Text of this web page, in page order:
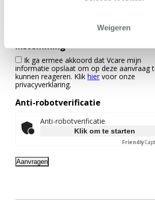
Weigeren
Instemming
Ik ga ermee akkoord dat Vcare mijn
informatie opslaat om op deze aanvraag
kunnen reageren. Klik hiervoor onze
privacyverklaring.
Anti-robotverificatie
Anti-robotverificatie
Klik om te starten
Friendly
Aanvragen